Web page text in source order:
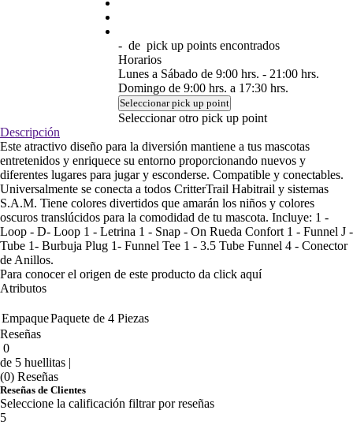
- de pick up points encontrados
Horarios
Lunes a Sábado de 9:00 hrs. - 21:00 hrs.
Domingo de 9:00 hrs. a 17:30 hrs.
Seleccionar pick up point
Seleccionar otro pick up point
Descripción
Este atractivo diseño para la diversión mantiene a tus mascotas
entretenidos y enriquece su entorno proporcionando nuevos y
diferentes lugares para jugar y esconderse. Compatible y conectables.
Universalmente se conecta a todos CritterTrail Habitrail y sistemas
S.A.M. Tiene colores divertidos que amarán los niños y colores
oscuros translúcidos para la comodidad de tu mascota. Incluye: 1 -
Loop - D- Loop 1 - Letrina 1 - Snap - On Rueda Confort 1 - Funnel J -
Tube 1- Burbuja Plug 1- Funnel Tee 1 - 3.5 Tube Funnel 4 - Conector
de Anillos.
Para conocer el origen de este producto da click aquí
Atributos
EmpaquePaquete de 4 Piezas
Reseñas
0
de 5 huellitas |
(0) Reseñas
Reseñas de Clientes
Seleccione la calificación filtrar por reseñas
5